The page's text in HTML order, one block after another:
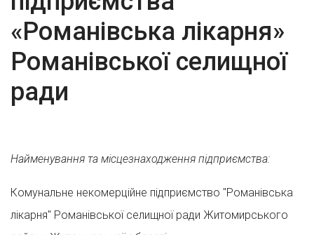
«Романівська лікарня»
Романівської селищної
ради
Найменування та місцезнаходження підприємства:
Комунальне некомерційне підприємство "Романівська
лікарня" Романівської селищної ради Житомирського